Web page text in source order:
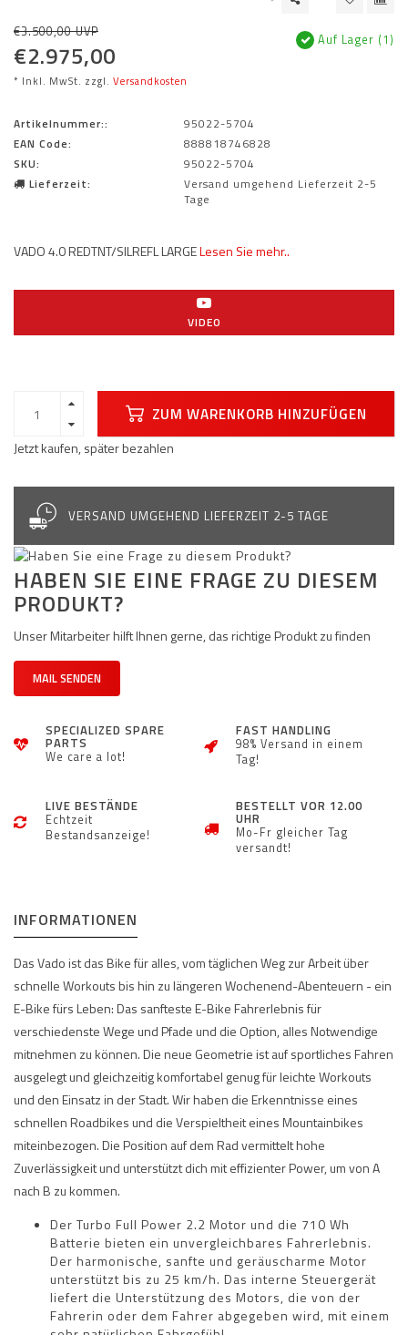
€3.500,00 UVP
€2.975,00
* Inkl. MwSt. zzgl. Versandkosten
Auf Lager (1)
Artikelnummer::
95022-5704
EAN Code:
888818746828
SKU:
95022-5704
Lieferzeit:
Versand umgehend Lieferzeit 2-5
Tage
VADO 4.0 REDTNT/SILREFL LARGELesen Sie mehr..
VIDEO
ZUM WARENKORB HINZUFÜGEN
Jetzt kaufen, später bezahlen
VERSAND UMGEHEND LIEFERZEIT 2-5 TAGE
HABEN SIE EINE FRAGE ZU DIESEM
PRODUKT?
Unser Mitarbeiter hilft Ihnen gerne, das richtige Produkt zu finden
MAIL SENDEN
SPECIALIZED SPARE
PARTS
We care a lot!
FAST HANDLING
98% Versand in einem
Tag!
LIVE BESTÄNDE
Echtzeit
Bestandsanzeige!
BESTELLT VOR 12.00
UHR
Mo-Fr gleicher Tag
versandt!
INFORMATIONEN
Das Vado ist das Bike für alles, vom täglichen Weg zur Arbeit über
schnelle Workouts bis hin zu längeren Wochenend-Abenteuern - ein
E-Bike fürs Leben: Das sanfteste E-Bike Fahrerlebnis für
verschiedenste Wege und Pfade und die Option, alles Notwendige
mitnehmen zu können. Die neue Geometrie ist auf sportliches Fahren
ausgelegt und gleichzeitig komfortabel genug für leichte Workouts
und den Einsatz in der Stadt. Wir haben die Erkenntnisse eines
schnellen Roadbikes und die Verspieltheit eines Mountainbikes
miteinbezogen. Die Position auf dem Rad vermittelt hohe
Zuverlässigkeit und unterstützt dich mit effizienter Power, um von A
nach B zu kommen.
Der Turbo Full Power 2.2 Motor und die 710 Wh
Batterie bieten ein unvergleichbares Fahrerlebnis.
Der harmonische, sanfte und geräuscharme Motor
unterstützt bis zu 25 km/h. Das interne Steuergerät
liefert die Unterstützung des Motors, die von der
Fahrerin oder dem Fahrer abgegeben wird, mit einem